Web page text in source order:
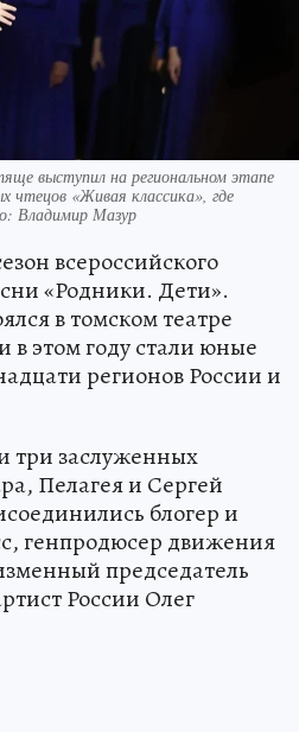
выступил на региональном этапе
чтецов «Живая классика», где
Владимир Мазур
всероссийского
«Родники. Дети».
в томском театре
этом году стали юные
регионов России и
три заслуженных
Пелагея и Сергей
блогер и
генпродюсер движения
председатель
России Олег